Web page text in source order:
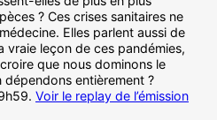
? Ces crises sanitaires ne
Elles parlent aussi de
vraie leçon de ces pandémies,
que nous dominons le
entièrement ?
Voir le replay de l’émission